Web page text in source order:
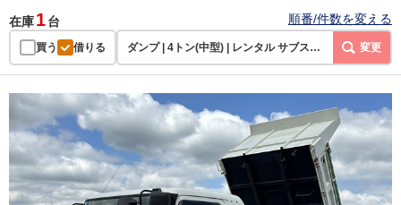
在庫1台 順番/件数を変える
買う 借りる ダンプ | 4トン(中型) | レンタル サブスク 短期リース 変更